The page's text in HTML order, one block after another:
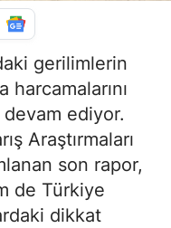
gerilimlerin
harcamalarını
ediyor.
Araştırmaları
son rapor,
de Türkiye
dikkat